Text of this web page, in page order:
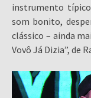
instrumento
som bonito,
clássico – ainda
Vovô Já Dizia”, de